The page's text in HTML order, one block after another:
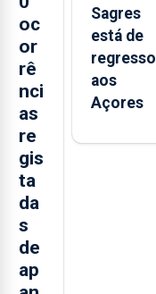
oc
or
rê
nci
as
re
gis
ta
da
s
de
ap
Sagres
está de
regresso
aos
Açores